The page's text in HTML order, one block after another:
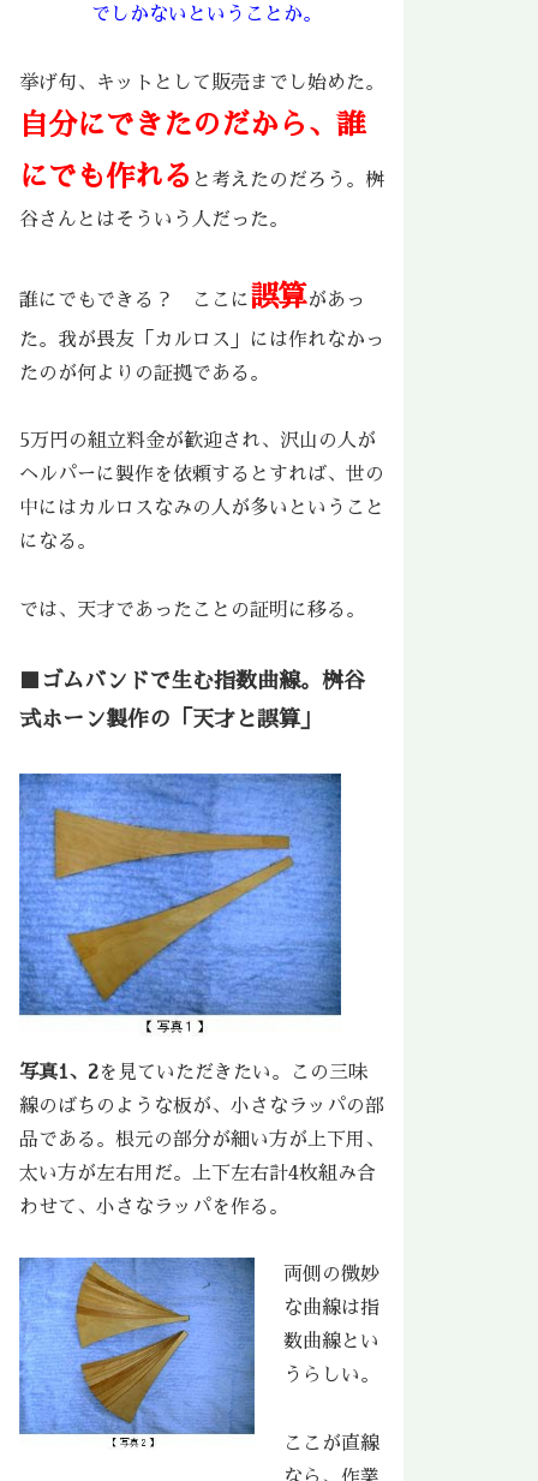
でしかないということか。
挙げ句、キットとして販売までし始めた。
自分にできたのだから、誰
にでも作れる と考えたのだろう。桝
谷さんとはそういう人だった。
誰にでもできる？ ここに誤算があっ
た。我が畏友「カルロス」には作れなかっ
たのが何よりの証拠である。
5万円の組立料金が歓迎され、沢山の人が
ヘルパーに製作を依頼するとすれば、世の
中にはカルロスなみの人が多いということ
になる。
では、天才であったことの証明に移る。
■ゴムバンドで生む指数曲線。桝谷
式ホーン製作の「天才と誤算」
写真1、2を見ていただきたい。この三味
線のばちのような板が、小さなラッパの部
品である。根元の部分が細い方が上下用、
太い方が左右用だ。上下左右計4枚組み合
わせて、小さなラッパを作る。
両側の微妙
な曲線は指
数曲線とい
うらしい。
ここが直線